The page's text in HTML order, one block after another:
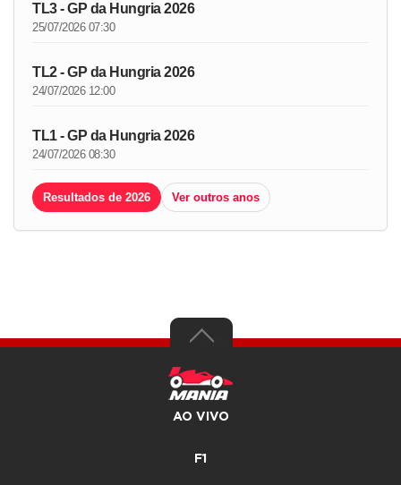
TL3 - GP da Hungria 2026
25/07/2026 07:30
TL2 - GP da Hungria 2026
24/07/2026 12:00
TL1 - GP da Hungria 2026
24/07/2026 08:30
Resultados de 2026 Ver outros anos
AO VIVO
F1